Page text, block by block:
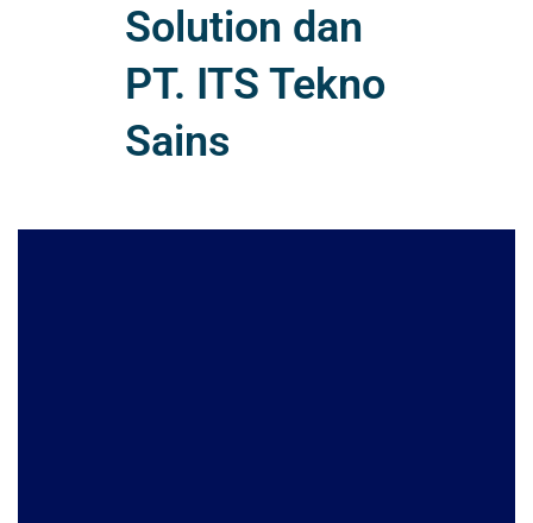
Solution dan
PT. ITS Tekno
Sains